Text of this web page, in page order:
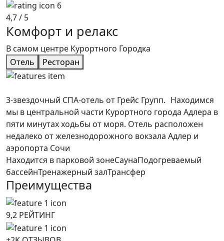
4,7/ 5
Комфорт и релакс
В самом центре Курортного Городка
Отель
Ресторан
3-звездочный СПА-отель от Грейс Групп. Находимся
мы в центральной части Курортного города Адлера в
пяти минутах ходьбы от моря. Отель расположен
недалеко от железнодорожного вокзала Адлер и
аэропорта Сочи
Находится в парковой зонеСаунаПодогреваемый
бассейнТренажерный залТрансфер
Преимущества
9,2 РЕЙТИНГ